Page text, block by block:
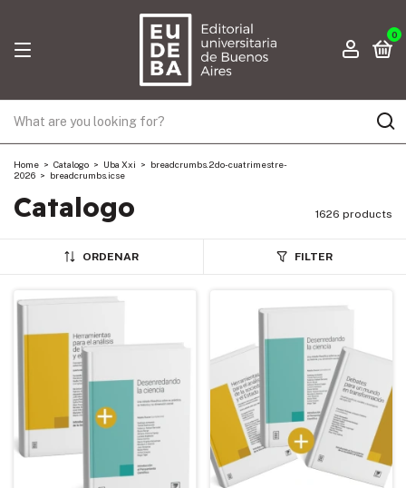
0
Home > Catalogo > Uba Xxi > breadcrumbs.2do-cuatrimestre-
2026 > breadcrumbs.icse
Catalogo 1626 products
ORDENAR FILTER